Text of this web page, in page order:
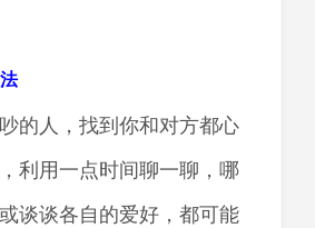
的人，找到你和对方都心
利用一点时间聊一聊，哪
谈谈各自的爱好，都可能